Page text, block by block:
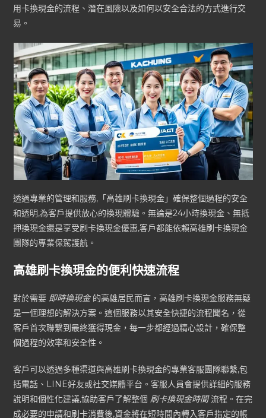
用卡換現金的流程、潛在風險以及如何以安全合法的方式進行交
易。
透過專業的管理和服務,「高雄刷卡換現金」確保整個過程的安全
和透明,為客戶提供放心的換現體驗。無論是24小時換現金、無抵
押換現金還是享受刷卡換現金優惠,客戶都能依賴高雄刷卡換現金
團隊的專業保駕護航。
高雄刷卡換現金的便利快速流程
對於需要 即時換現金的高雄居民而言，高雄刷卡換現金服務無疑
是一個理想的解決方案。這個服務以其安全快捷的流程聞名，從
客戶首次聯繫到最終獲得現金，每一步都經過精心設計，確保整
個過程的效率和安全性。
客戶可以透過多種渠道與高雄刷卡換現金的專業客服團隊聯繫,包
括電話、LINE好友或社交媒體平台。客服人員會提供詳細的服務
說明和個性化建議,協助客戶了解整個刷卡換現金時間流程。在完
成必要的申請和刷卡消費後,資金將在短時間內轉入客戶指定的帳